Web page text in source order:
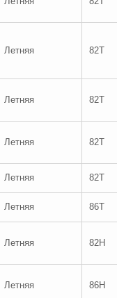
Летняя 82T
Летняя 82T
Летняя 82T
Летняя 82T
Летняя 86T
Летняя 82H
Летняя 86H